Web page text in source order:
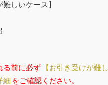
難しいケース】
る前に必ず
【お引き受けが難し
細 をご確認ください。